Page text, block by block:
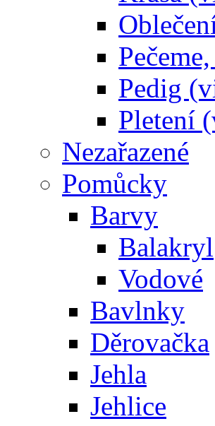
Pedig
Pletení
Nezařazené
Pomůcky
Barvy
Balakryl
Vodové
Bavlnky
Děrovačka
Jehla
Jehlice